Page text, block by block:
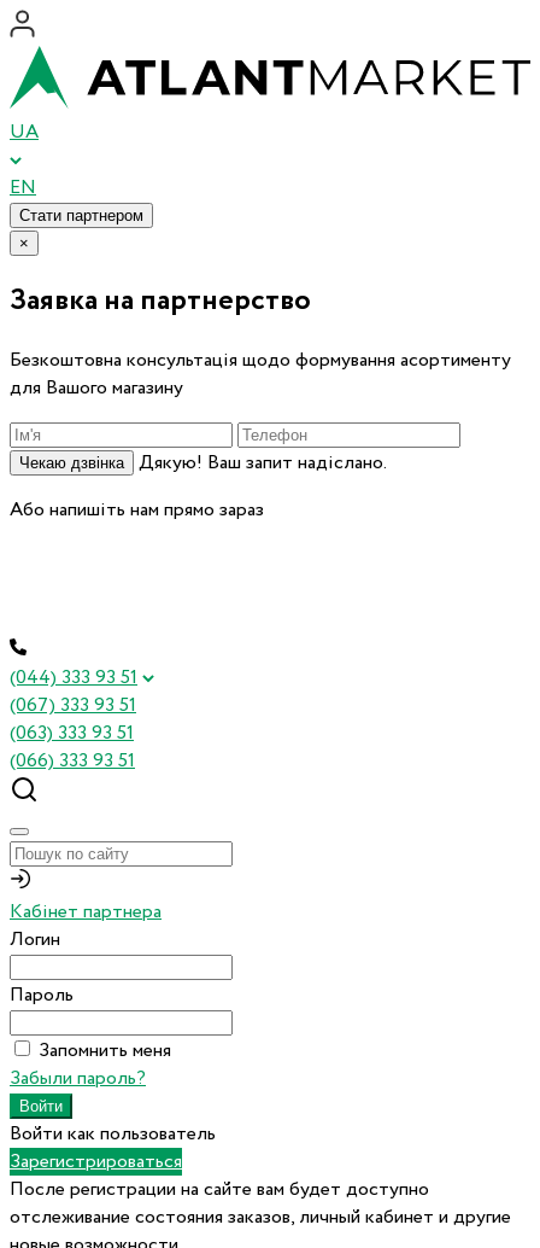
UA
EN
Стати партнером
×
Заявка на партнерство
Безкоштовна консультація щодо формування асортименту
для Вашого магазину
Чекаю дзвінка
Дякую! Ваш запит надіслано.
Або напишіть нам прямо зараз
(044) 333 93 51
(067) 333 93 51
(063) 333 93 51
(066) 333 93 51
Кабінет партнера
Логин
Пароль
Запомнить меня
Забыли пароль?
Войти как пользователь
Зарегистрироваться
После регистрации на сайте вам будет доступно
отслеживание состояния заказов, личный кабинет и другие